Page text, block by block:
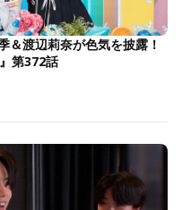
＆渡辺莉奈が色気を披露！
第372話